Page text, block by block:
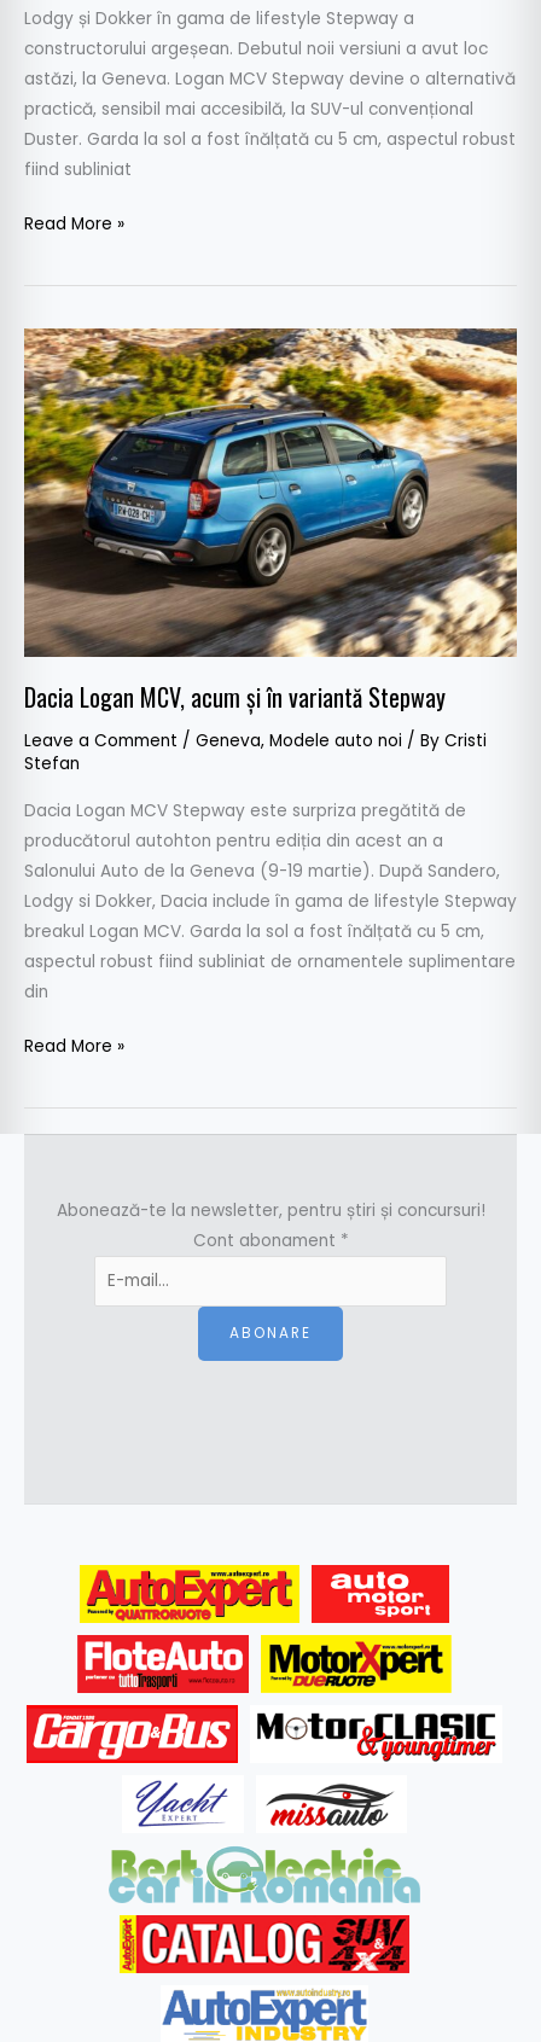
Lodgy și Dokker în gama de lifestyle Stepway a
constructorului argeșean. Debutul noii versiuni a avut loc
astăzi, la Geneva. Logan MCV Stepway devine o alternativă
practică, sensibil mai accesibilă, la SUV-ul convențional
Duster. Garda la sol a fost înălțată cu 5 cm, aspectul robust
fiind subliniat
Read More »
Dacia Logan MCV, acum și în variantă Stepway
Leave a Comment / Geneva, Modele auto noi / By Cristi
Stefan
Dacia Logan MCV Stepway este surpriza pregătită de
producătorul autohton pentru ediția din acest an a
Salonului Auto de la Geneva (9-19 martie). După Sandero,
Lodgy si Dokker, Dacia include în gama de lifestyle Stepway
breakul Logan MCV. Garda la sol a fost înălțată cu 5 cm,
aspectul robust fiind subliniat de ornamentele suplimentare
din
Dacia
Logan
MCV,
acum
și
în
variantă
Stepway
Read More »
Abonează-te la newsletter, pentru știri și concursuri!
Cont abonament *
ABONARE